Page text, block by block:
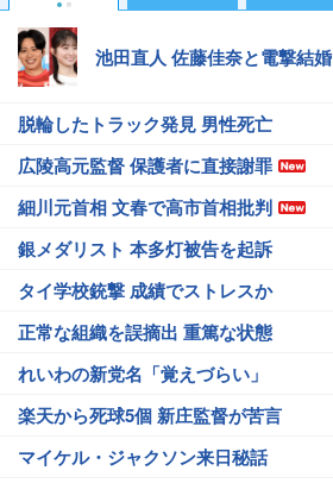
池田直人 佐藤佳奈と電撃結婚
脱輪したトラック発見 男性死亡
広陵高元監督 保護者に直接謝罪
細川元首相 文春で高市首相批判
銀メダリスト 本多灯被告を起訴
タイ学校銃撃 成績でストレスか
正常な組織を誤摘出 重篤な状態
れいわの新党名「覚えづらい」
楽天から死球5個 新庄監督が苦言
マイケル・ジャクソン来日秘話